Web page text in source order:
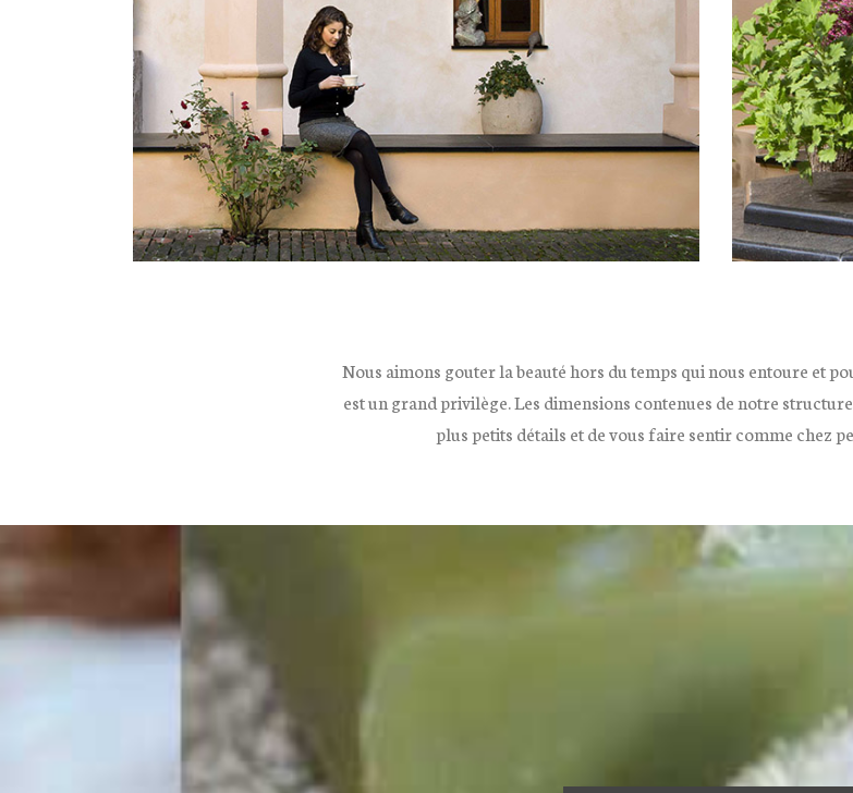
Nous aimons gouter la beauté hors du temps qui nous entoure et
est un grand privilège. Les dimensions contenues de notre
plus petits détails et de vous faire sentir comme chez